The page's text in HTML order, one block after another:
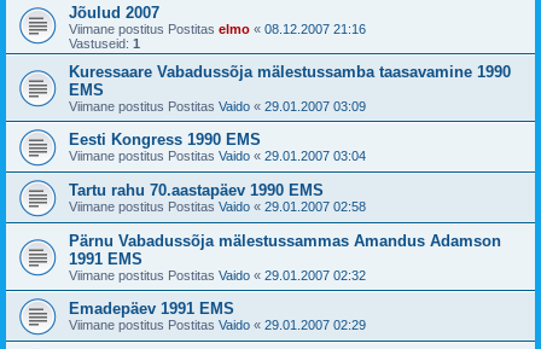
Jõulud 2007
Viimane postitus Postitas elmo « 08.12.2007 21:16
Vastuseid: 1
Kuressaare Vabadussõja mälestussamba taasavamine 1990
EMS
Viimane postitus Postitas Vaido « 29.01.2007 03:09
Eesti Kongress 1990 EMS
Viimane postitus Postitas Vaido « 29.01.2007 03:04
Tartu rahu 70.aastapäev 1990 EMS
Viimane postitus Postitas Vaido « 29.01.2007 02:58
Pärnu Vabadussõja mälestussammas Amandus Adamson
1991 EMS
Viimane postitus Postitas Vaido « 29.01.2007 02:32
Emadepäev 1991 EMS
Viimane postitus Postitas Vaido « 29.01.2007 02:29